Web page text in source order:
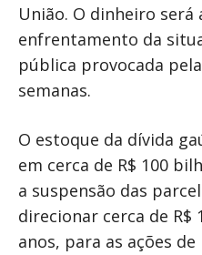
União. O dinheiro será
enfrentamento da
pública provocada
semanas.
O estoque da dívida
em cerca de R$ 100
a suspensão das
direcionar cerca de R$
anos, para as ações